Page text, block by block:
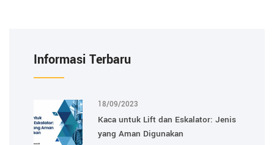
Informasi Terbaru
18/09/2023
Kaca untuk Lift dan Eskalator: Jenis
yang Aman Digunakan